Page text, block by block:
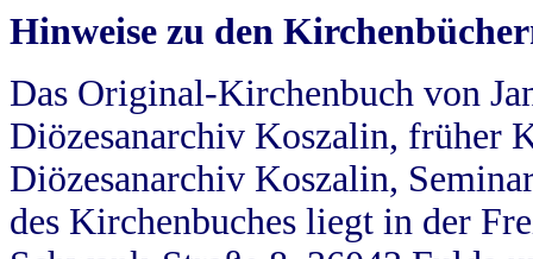
Hinweise zu den
Das Original-Kirchenbuch von
Diözesanarchiv Koszalin, früher
Diözesanarchiv Koszalin,
des Kirchenbuches liegt in der